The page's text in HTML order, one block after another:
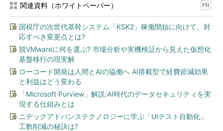
関連資料（ホワイトペーパー） PR
国税庁の次世代基幹システム「KSK2」稼働開始に向けて、対
応すべき変更点とは?
脱VMwareに何を選ぶ? 市場分析や実機検証から見えた仮想化
基盤移行の現実解
ローコード開発は人間とAIの協働へ AI搭載型で経費節減効果
と利益はどう変わる
「Microsoft Purview」解説:AI時代のデータセキュリティを実
現する仕組みとは
ニデックアドバンステクノロジーに学ぶ「UIテスト自動化」
工数削減の秘訣は?